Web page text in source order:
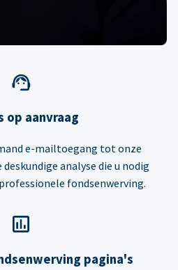
op aanvraag
e-mailtoegang tot onze
analyse die u nodig
fondsenwerving.
pagina's